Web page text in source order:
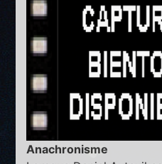
Anachronisme